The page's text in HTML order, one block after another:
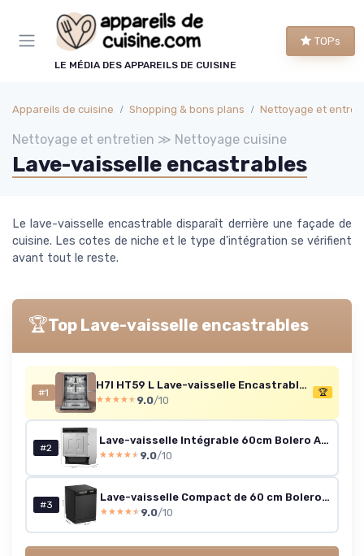
LE MÉDIA DES APPAREILS DE CUISINE
TOPs
Appareils de cuisine Shopping & bons plans Nettoyage et
Nettoyage et entretien ≫ Nettoyage cuisine
Lave-vaisselle encastrables
Le lave-vaisselle encastrable disparaît derrière une façade de
cuisine. Les cotes de niche et le type d'intégration se vérifient
avant tout le reste.
🏆Top Lave-vaisselle encastrables
#1
H7I HT59 L Lave-vaisselle Encastrable 60 cm avec 15 Couverts - Départ Différé 24h, Panier Supérieur Réglable, Témoin Sel et Rinçage - Niveau Sonore 39 dB, Classe Énergétique B - Noir
★★★★★
★★★★★ 9.0/10
🏆
#2
Lave-vaisselle Intégrable 60cm Bolero Aguazero 6620 Full-BI C - 1850W, 15 Couverts, 8 Programmes, Moteur Inverter, Écran FullColor, Smart Wash, Turbo Dry+, AutoClean, Demi-Charge, Dual Zone
★★★★★
★★★★★ 9.0/10
#3
Lave-vaisselle Compact de 60 cm Bolero Aguazero 6620 Dark C, 1850W, 15 Couverts, 8 Programmes, Moteur Inverter, Écran FullColor XXL, Smart Wash, Turbo Dry+, AutoClean, Demi-charge, Delay Start
★★★★★
★★★★★ 9.0/10
Panneau de gestion des cookies